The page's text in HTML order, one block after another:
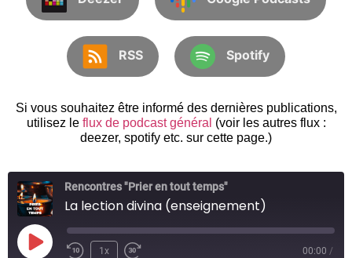
RSS Spotify
Si vous souhaitez être informé des dernières publications,
utilisez le flux de podcast général (voir les autres flux :
deezer, spotify etc. sur cette page.)
Rencontres "Prier en tout temps"
La lection divina (enseignement)
1x 00:00 /